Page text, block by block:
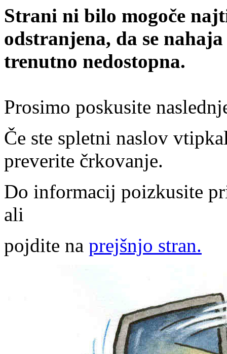
Strani ni bilo mogoče
odstranjena, da se
trenutno nedostopna.
Prosimo poskusite
Če ste spletni naslov
preverite črkovanje.
Do informacij poizkusite
ali
pojdite na prejšnjo stran.